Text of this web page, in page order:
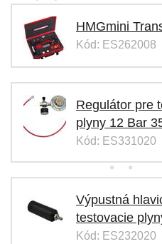
HMGmini
Kód: ES262008
Regulátor pre
plyny 12 Bar
Kód: ES331020
Výpustná
testovacie
Kód: ES232020